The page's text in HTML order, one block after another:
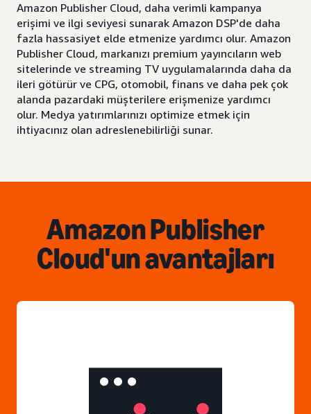
Amazon Publisher Cloud, daha verimli kampanya
erişimi ve ilgi seviyesi sunarak Amazon DSP'de daha
fazla hassasiyet elde etmenize yardımcı olur. Amazon
Publisher Cloud, markanızı premium yayıncıların web
sitelerinde ve streaming TV uygulamalarında daha da
ileri götürür ve CPG, otomobil, finans ve daha pek çok
alanda pazardaki müşterilere erişmenize yardımcı
olur. Medya yatırımlarınızı optimize etmek için
ihtiyacınız olan adreslenebilirliği sunar.
Amazon Publisher
Cloud'un avantajları